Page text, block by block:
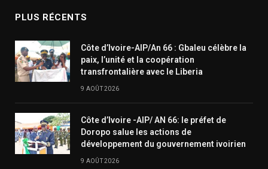
PLUS RÉCENTS
Côte d’Ivoire-AIP/An 66 : Gbaleu célèbre la
paix, l’unité et la coopération
transfrontalière avec le Liberia
9 AOÛT 2026
Côte d’Ivoire -AIP/ AN 66: le préfet de
Doropo salue les actions de
développement du gouvernement ivoirien
9 AOÛT 2026